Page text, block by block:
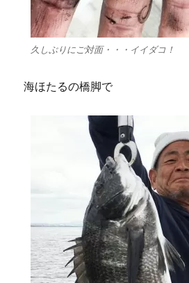
久しぶりにご対面・・・イイダコ！
海ほたるの橋脚で